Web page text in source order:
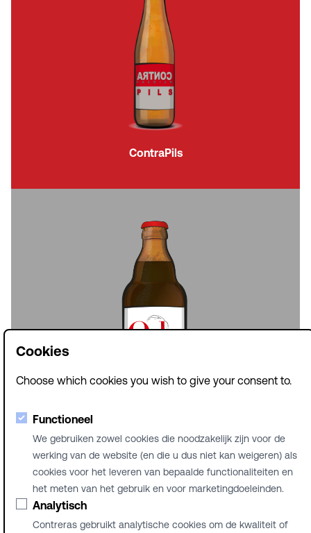
ContraPils
© Brouwerij Contreras
FR
Cookies
Choose which cookies you wish to give your consent to.
Functioneel
We gebruiken zowel cookies die noodzakelijk zijn voor de
werking van de website (en die u dus niet kan weigeren) als
cookies voor het leveren van bepaalde functionaliteiten en
het meten van het gebruik en voor marketingdoeleinden.
Analytisch
Contreras gebruikt analytische cookies om de kwaliteit of